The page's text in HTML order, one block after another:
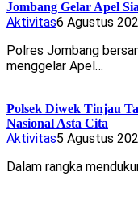
Jombang Gelar Apel
Aktivitas6 Agustus
Polres Jombang
menggelar Apel…
Polsek Diwek Tinjau
Nasional Asta Cita
Aktivitas5 Agustus
Dalam rangka